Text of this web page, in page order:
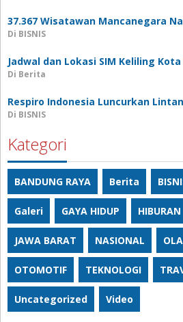
37.367 Wisatawan Mancanegara
Di BISNIS
Jadwal dan Lokasi SIM Keliling
Di Berita
Respiro Indonesia Luncurkan
Di BISNIS
Kategori
BANDUNG RAYA Berita
Galeri GAYA HIDUP HIBURAN
JAWA BARAT NASIONAL
OTOMOTIF TEKNOLOGI
Uncategorized Video